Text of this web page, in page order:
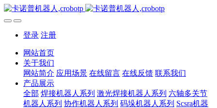
登录 注册
网站首页
关于我们
网站简介 应用场景 在线留言 在线反馈 联系我们
产品展示
全部 焊接机器人系列 激光焊接机器人系列 六轴多关节
机器人系列 协作机器人系列 码垛机器人系列 Scsra机器